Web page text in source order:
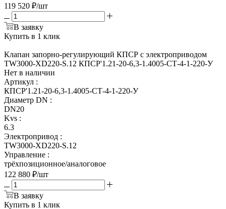
119 520 ₽/шт
В заявку
Купить в 1 клик
Клапан запорно-регулирующий КПСР с электроприводом
TW3000-XD220-S.12 КПСР'1.21-20-6,3-1.4005-СТ-4-1-220-У
Нет в наличии
Артикул :
КПСР'1.21-20-6,3-1.4005-СТ-4-1-220-У
Диаметр DN :
DN20
Kvs :
6.3
Электропривод :
TW3000-XD220-S.12
Управление :
трёхпозиционное/аналоговое
122 880 ₽/шт
В заявку
Купить в 1 клик